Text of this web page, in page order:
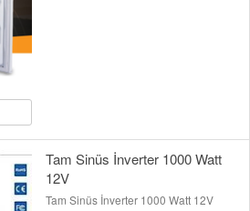
Tam Sinüs İnverter 1000 Watt
12V
Tam Sinüs İnverter 1000 Watt 12V